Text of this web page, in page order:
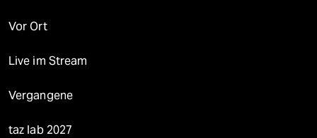
Vor Ort
Live im Stream
Vergangene
taz lab 2027